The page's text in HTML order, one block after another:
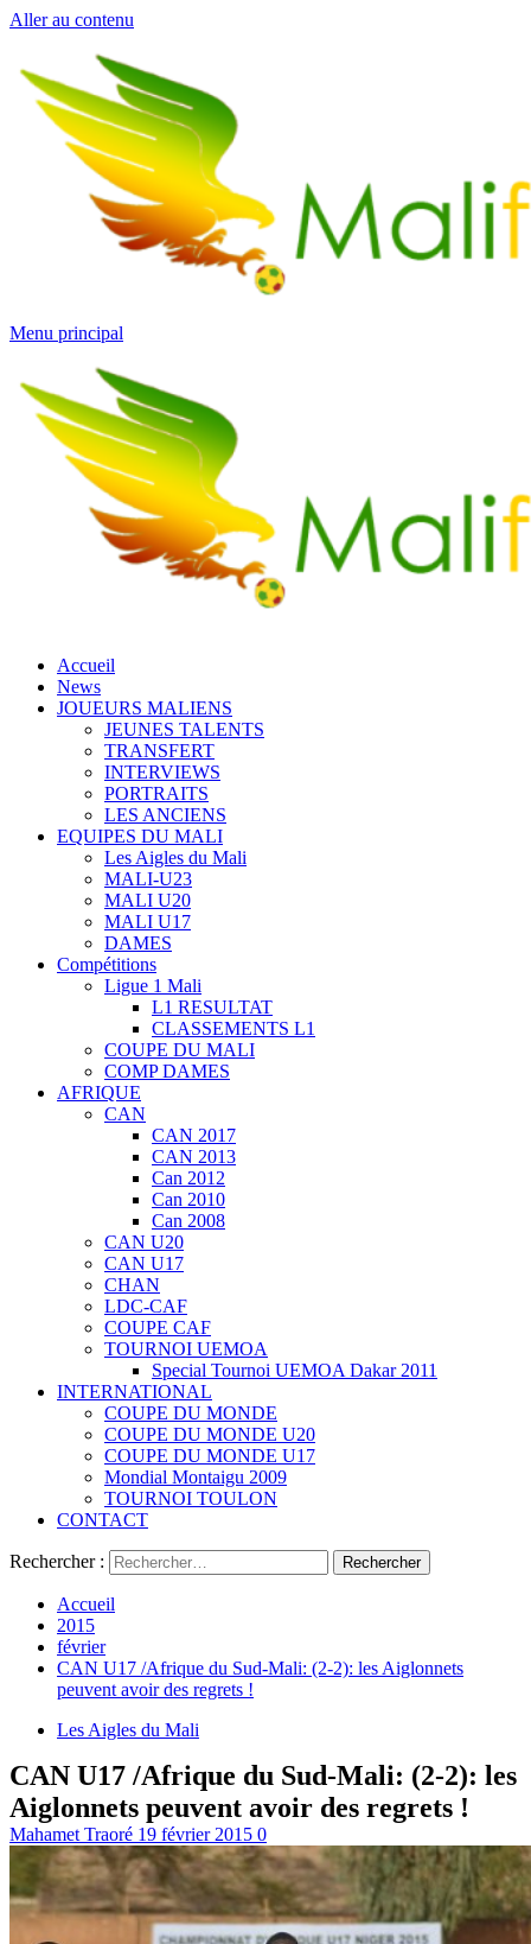
Aller au contenu
Menu principal
Accueil
News
JOUEURS MALIENS
JEUNES TALENTS
TRANSFERT
INTERVIEWS
PORTRAITS
LES ANCIENS
EQUIPES DU MALI
Les Aigles du Mali
MALI-U23
MALI U20
MALI U17
DAMES
Compétitions
Ligue 1 Mali
L1 RESULTAT
CLASSEMENTS L1
COUPE DU MALI
COMP DAMES
AFRIQUE
CAN
CAN 2017
CAN 2013
Can 2012
Can 2010
Can 2008
CAN U20
CAN U17
CHAN
LDC-CAF
COUPE CAF
TOURNOI UEMOA
Special Tournoi UEMOA Dakar 2011
INTERNATIONAL
COUPE DU MONDE
COUPE DU MONDE U20
COUPE DU MONDE U17
Mondial Montaigu 2009
TOURNOI TOULON
CONTACT
Rechercher :
Accueil
2015
février
CAN U17 /Afrique du Sud-Mali: (2-2): les Aiglonnets
peuvent avoir des regrets !
Les Aigles du Mali
CAN U17 /Afrique du Sud-Mali: (2-2): les
Aiglonnets peuvent avoir des regrets !
Mahamet Traoré 19 février 2015 0